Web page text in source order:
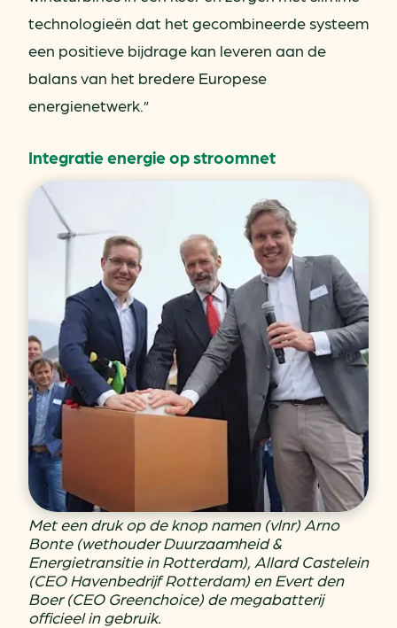
technologieën dat het gecombineerde systeem
een positieve bijdrage kan leveren aan de
balans van het bredere Europese
energienetwerk.”
Integratie energie op stroomnet
Met een druk op de knop namen (vlnr) Arno
Bonte (wethouder Duurzaamheid &
Energietransitie in Rotterdam), Allard Castelein
(CEO Havenbedrijf Rotterdam) en Evert den
Boer (CEO Greenchoice) de megabatterij
officieel in gebruik.